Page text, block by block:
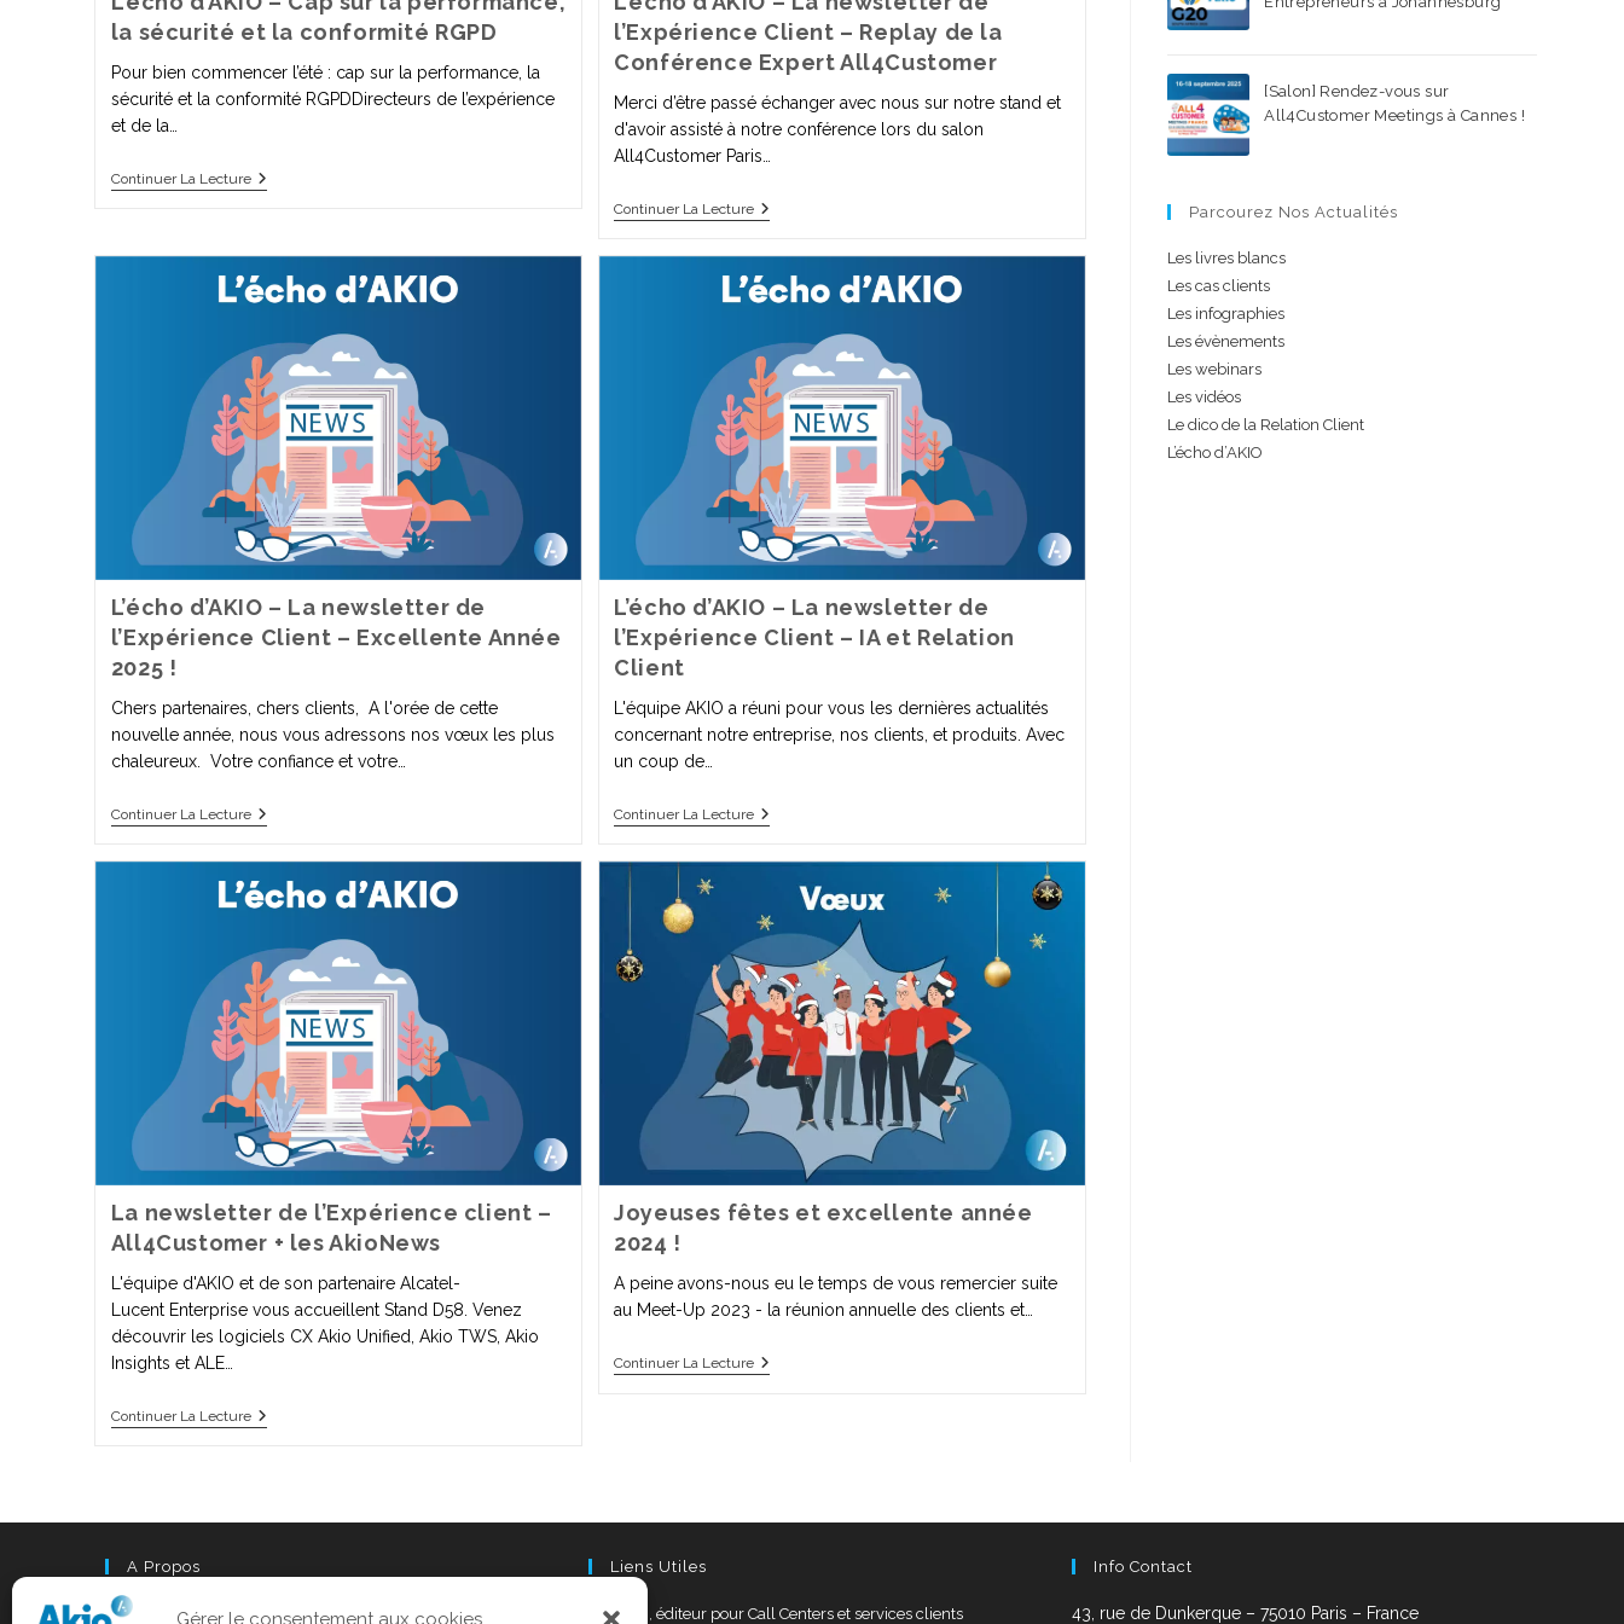
Gérer le consentement aux cookies
la sécurité et la conformité RGPD
Pour bien commencer l’été : cap sur la performance, la
sécurité et la conformité RGPDDirecteurs de l’expérience
et de la…
Continuer La Lecture
l’Expérience Client – Replay de la
Conférence Expert All4Customer
Merci d’être passé échanger avec nous sur notre stand et
d'avoir assisté à notre conférence lors du salon
All4Customer Paris…
Continuer La Lecture
L’écho d’AKIO – La newsletter de
l’Expérience Client – Excellente Année
2025 !
Chers partenaires, chers clients, A l'orée de cette
nouvelle année, nous vous adressons nos vœux les plus
chaleureux. Votre confiance et votre…
Continuer La Lecture
L’écho d’AKIO – La newsletter de
l’Expérience Client – IA et Relation
Client
L'équipe AKIO a réuni pour vous les dernières actualités
concernant notre entreprise, nos clients, et produits. Avec
un coup de…
Continuer La Lecture
La newsletter de l’Expérience client –
All4Customer + les AkioNews
L'équipe d'AKIO et de son partenaire Alcatel-
Lucent Enterprise vous accueillent Stand D58. Venez
découvrir les logiciels CX Akio Unified, Akio TWS, Akio
Insights et ALE…
Continuer La Lecture
Joyeuses fêtes et excellente année
2024 !
A peine avons-nous eu le temps de vous remercier suite
au Meet-Up 2023 - la réunion annuelle des clients et…
Continuer La Lecture
[Salon] Rendez-vous sur
All4Customer Meetings à Cannes !
Parcourez Nos Actualités
Les livres blancs
Les cas clients
Les infographies
Les évènements
Les webinars
Les vidéos
Le dico de la Relation Client
L’écho d’AKIO
A Propos
Akio est désormais intégré au groupe Odigo.
Liens Utiles
AKIO, éditeur pour Call Centers et services clients
Info Contact
43, rue de Dunkerque – 75010 Paris – France